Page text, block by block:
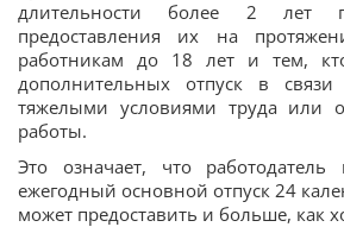
длительности более 2 лет
предоставления их на
работникам до 18 лет и тем,
дополнительных отпуск в
тяжелыми условиями труда или
работы.
Это означает, что работодатель
ежегодный основной отпуск 24
может предоставить и больше, как